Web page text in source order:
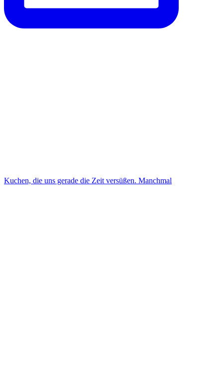
Kuchen, die uns gerade die Zeit versüßen. Manchmal